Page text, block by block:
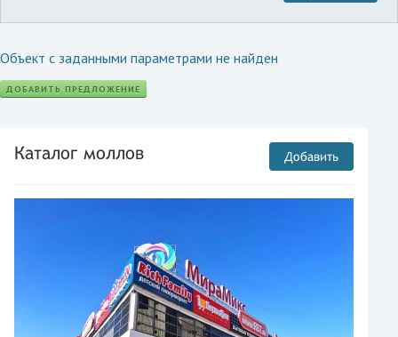
Объект с заданными параметрами не найден
ДОБАВИТЬ ПРЕДЛОЖЕНИЕ
Каталог моллов Добавить